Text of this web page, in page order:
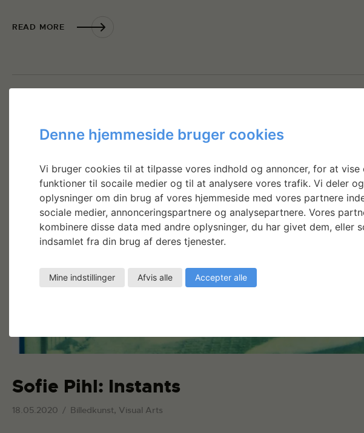
READ MORE
Sofie Pihl: Instants
18.05.2020 Billedkunst, Visual Arts
Denne hjemmeside bruger cookies
Vi bruger cookies til at tilpasse vores indhold og annoncer, for at vise
funktioner til socaile medier og til at analysere vores trafik. Vi deler
oplysninger om din brug af vores hjemmeside med vores partnere
sociale medier, annonceringspartnere og analysepartnere. Vores
kombinere disse data med andre oplysninger, du har givet dem, eller
indsamlet fra din brug af deres tjenester.
Mine indstillinger Afvis alle Accepter alle